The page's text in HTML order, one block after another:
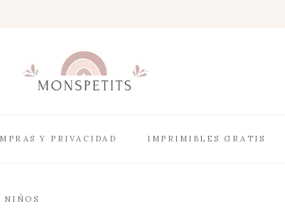
Y PRIVACIDAD IMPRIMIBLES GRATIS
NIÑOS